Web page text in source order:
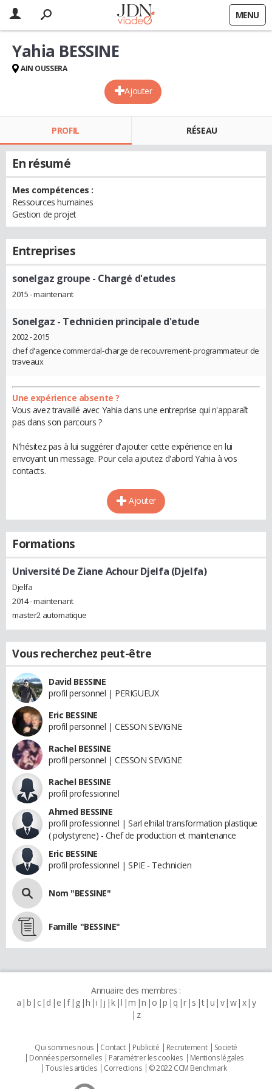
MENU
Ajouter
Yahia BESSINE
AIN OUSSERA
PROFIL RÉSEAU
En résumé
Mes compétences :
Ressources humaines
Gestion de projet
Entreprises
sonelgaz groupe - Chargé d'etudes
2015 - maintenant
Sonelgaz - Technicien principale d'etude
2002 - 2015
chef d'agence commercial-charge de recouvrement- programmateur de
traveaux
Une expérience absente ?
Vous avez travaillé avec Yahia dans une entreprise qui n'apparaît
pas dans son parcours ?
N'hésitez pas à lui suggérer d'ajouter cette expérience en lui
envoyant un message. Pour cela ajoutez d'abord Yahia à vos
contacts.
Ajouter
Formations
Université De Ziane Achour Djelfa (Djelfa)
Djelfa
2014 - maintenant
master2 automatique
Vous recherchez peut-être
David BESSINE
profil personnel | PERIGUEUX
Eric BESSINE
profil personnel | CESSON SEVIGNE
Rachel BESSINE
profil personnel | CESSON SEVIGNE
Rachel BESSINE
profil professionnel
Ahmed BESSINE
profil professionnel | Sarl elhilal transformation plastique
( polystyrene) - Chef de production et maintenance
Eric BESSINE
profil professionnel | SPIE - Technicien
Nom "BESSINE"
Famille "BESSINE"
Annuaire des membres :
a b c d e f g h i j k l m n o p q r s t u v w x y
z
Qui sommes nous Contact Publicité Recrutement
Societé
Données personnelles
Paramétrer les cookies
Mentions légales
Tous les articles
Corrections © 2022 CCM Benchmark